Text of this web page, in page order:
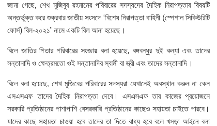
জানা গেছে, শেখ মুজিবুর রহমানের পরিবারের সদস্যদের দৈহিক নিরাপত্তার বিষয়টি
অন্তর্ভুক্ত করে শুক্রবার জাতীয় সংসদে ‘বিশেষ নিরাপত্তা বাহিনী (স্পেশাল সিকিউরিটি
ফোর্স) বিল-২০২১’ নামে একটি বিল আনা হয়েছে।
বিলে জাতির পিতার পরিবারের সংজ্ঞায় বলা হয়েছে, বঙ্গবন্ধুর দুই কন্যা এবং তাদের
সন্তানাদি ও ক্ষেত্রমতো ওই সন্তানাদির স্বামী বা স্ত্রী এবং তাদের সন্তানাদি।
বিলে বলা হয়েছে, শেখ মুজিবের পরিবারের সদস্যরা যেখানেই অবস্থান করুন না কেন
এসএসএফ তাদের দৈহিক নিরাপত্তা দেবে। এসএসএফ তার কাজের প্রয়োজনে
সরকারি প্রতিষ্ঠানের পাশাপাশি বেসরকারি প্রতিষ্ঠানের কাছেও সহায়তা চাইতে পারবে।
যাদের কাছে সহায়তা চাওয়া হবে তাদের তা দিতে বাধ্য হবে বলে খসড়া আইনে বলা